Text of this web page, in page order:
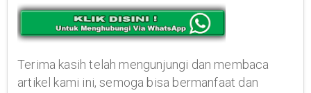
Terima kasih telah mengunjungi dan membaca
artikel kami ini, semoga bisa bermanfaat dan